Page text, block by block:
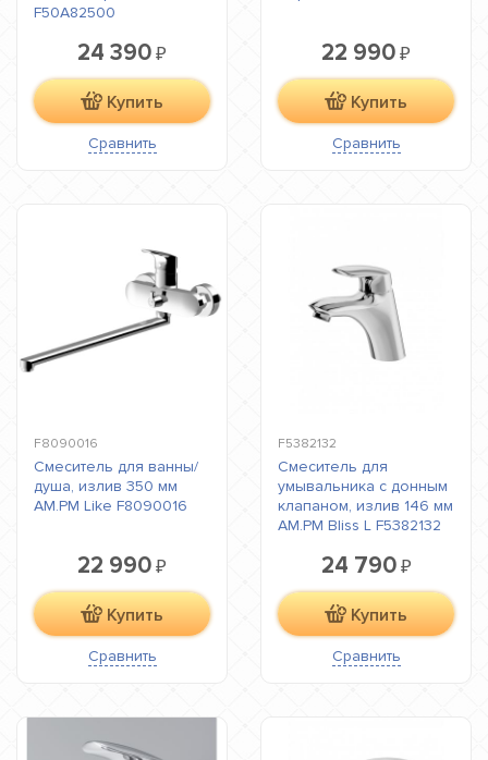
F50A82500
24 390 ₽
Купить
Сравнить
22 990 ₽
Купить
Сравнить
F8090016
Смеситель для ванны/
душа, излив 350 мм
AM.PM Like F8090016
22 990 ₽
Купить
Сравнить
F5382132
Смеситель для
умывальника с донным
клапаном, излив 146 мм
AM.PM Bliss L F5382132
24 790₽
Купить
Сравнить